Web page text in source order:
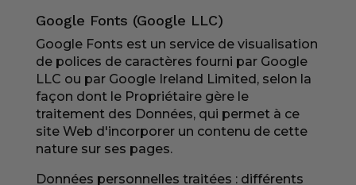
Google Fonts (Google LLC)
Google Fonts est un service de visualisation
de polices de caractères fourni par Google
LLC ou par Google Ireland Limited, selon la
façon dont le Propriétaire gère le
traitement des Données, qui permet à ce
site Web d'incorporer un contenu de cette
nature sur ses pages.
Données personnelles traitées : différents